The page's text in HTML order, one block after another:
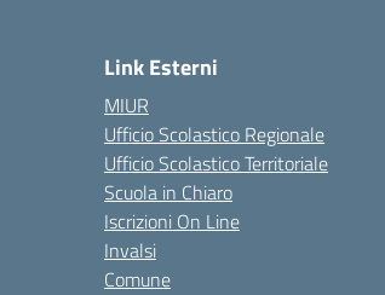
Link Esterni
MIUR
Ufficio Scolastico Regionale
Ufficio Scolastico Territoriale
Scuola in Chiaro
Iscrizioni On Line
Invalsi
Comune